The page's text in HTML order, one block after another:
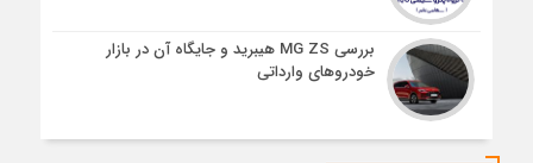
بررسی MG ZS هیبرید و جایگاه آن در بازار
خودروهای وارداتی